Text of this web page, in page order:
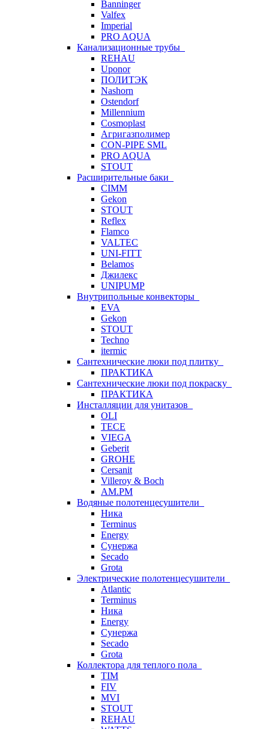
Banninger
Valfex
Imperial
PRO AQUA
Канализационные трубы
REHAU
Uponor
ПОЛИТЭК
Nashorn
Ostendorf
Millennium
Cosmoplast
Агригазполимер
CON-PIPE SML
PRO AQUA
STOUT
Расширительные баки
CIMM
Gekon
STOUT
Reflex
Flamco
VALTEC
UNI-FITT
Belamos
Джилекс
UNIPUMP
Внутрипольные конвекторы
EVA
Gekon
STOUT
Techno
itermic
Сантехнические люки под плитку
ПРАКТИКА
Сантехнические люки под покраску
ПРАКТИКА
Инсталляции для унитазов
OLI
TECE
VIEGA
Geberit
GROHE
Cersanit
Villeroy & Boch
AM.PM
Водяные полотенцесушители
Ника
Terminus
Energy
Сунержа
Secado
Grota
Электрические полотенцесушители
Atlantic
Terminus
Ника
Energy
Сунержа
Secado
Grota
Коллектора для теплого пола
TIM
FIV
MVI
STOUT
REHAU